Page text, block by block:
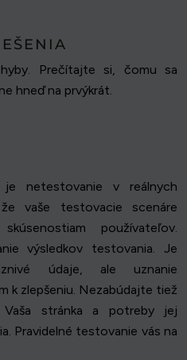
Prečítajte si, čomu sa
hneď na prvýkrát.
netestovanie v reálnych
vaše testovacie scenáre
používateľov.
výsledkov testovania. Je
údaje, ale uznanie
k zlepšeniu. Nezabúdajte tiež
Vaša stránka a potreby jej
Pravidelné testovanie vás na